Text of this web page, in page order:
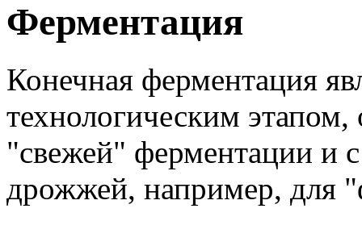
Ферментация
Конечная ферментация
технологическим
"свежей" ферментации и
дрожжей, например, для